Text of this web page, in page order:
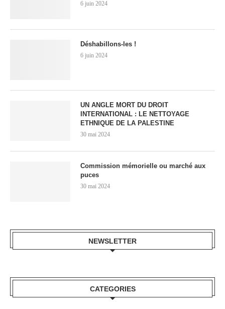
6 juin 2024
Déshabillons-les !
6 juin 2024
UN ANGLE MORT DU DROIT
INTERNATIONAL : LE NETTOYAGE
ETHNIQUE DE LA PALESTINE
30 mai 2024
Commission mémorielle ou marché aux
puces
30 mai 2024
NEWSLETTER
CATEGORIES